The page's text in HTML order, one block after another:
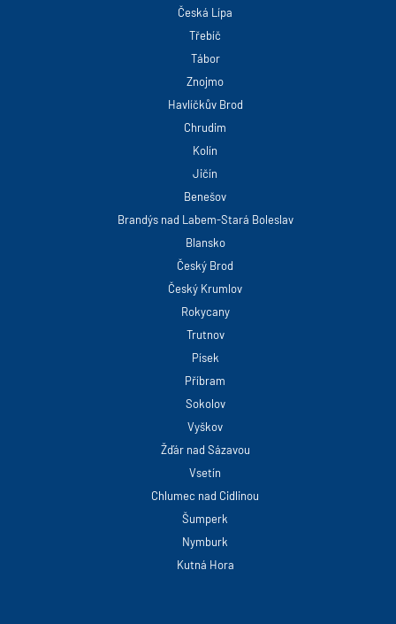
Česká Lípa
Třebíč
Tábor
Znojmo
Havlíčkův Brod
Chrudim
Kolín
Jičín
Benešov
Brandýs nad Labem-Stará Boleslav
Blansko
Český Brod
Český Krumlov
Rokycany
Trutnov
Písek
Příbram
Sokolov
Vyškov
Žďár nad Sázavou
Vsetín
Chlumec nad Cidlinou
Šumperk
Nymburk
Kutná Hora